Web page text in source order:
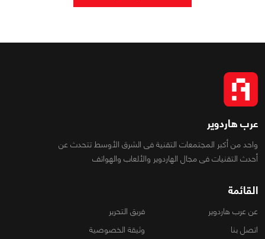
عرب هاردوير
واحد من أكبر المجتمعات التقنية فى الشرق الأوسط تتحدث عن
أحدث التقنيات فى مجال الهاردوير والألعاب والهواتف
القائمة
عن عرب هاردوير
فريق التحرير
اتصل بنا
وثيقة الخصوصية